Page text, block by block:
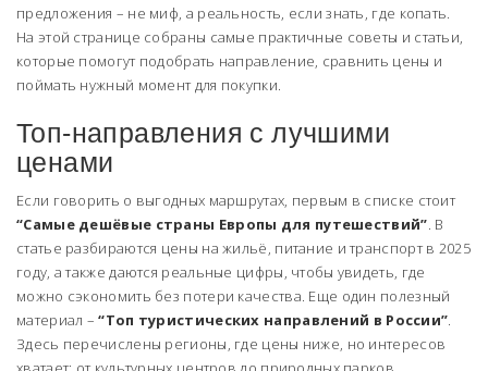
предложения – не миф, а реальность, если знать, где копать.
На этой странице собраны самые практичные советы и статьи,
которые помогут подобрать направление, сравнить цены и
поймать нужный момент для покупки.
Топ‑направления с лучшими
ценами
Если говорить о выгодных маршрутах, первым в списке стоит
“Самые дешёвые страны Европы для путешествий”. В
статье разбираются цены на жильё, питание и транспорт в 2025
году, а также даются реальные цифры, чтобы увидеть, где
можно сэкономить без потери качества. Еще один полезный
материал –“Топ туристических направлений в России”.
Здесь перечислены регионы, где цены ниже, но интересов